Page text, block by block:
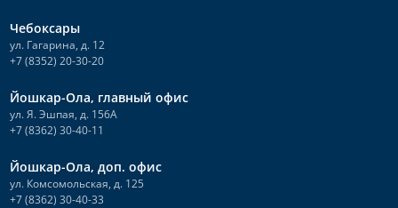
Чебоксары
ул. Гагарина, д. 12
+7 (8352) 20-30-20
Йошкар-Ола, главный офис
ул. Я. Эшпая, д. 156А
+7 (8362) 30-40-11
Йошкар-Ола, доп. офис
ул. Комсомольская, д. 125
+7 (8362) 30-40-33